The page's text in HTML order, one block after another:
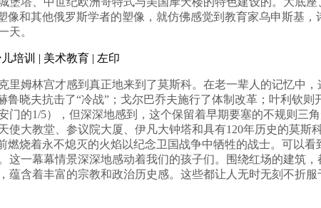
和其他俄罗斯学者的塑像，就仿佛感觉到教育家乌申斯基
天。
姆林宫才感到真正地来到了莫斯科。在老一辈人的记忆中
晓夫抗击了“冷战”；戈尔巴乔夫施行了体制改革；叶利钦
的1/5），但深深地感到，这个保留着早期要塞的不规则三
大教堂、参议院大厦、伊凡大钟塔和具有120年历史的莫斯
烧着永不熄灭的火焰以纪念卫国战争中牺牲的战士。可以
一幕幕情景深深地感动着我们的孩子们。围绕红场的建筑
含着丰富的宗教和政治历史感。这些都让人无时无刻不折